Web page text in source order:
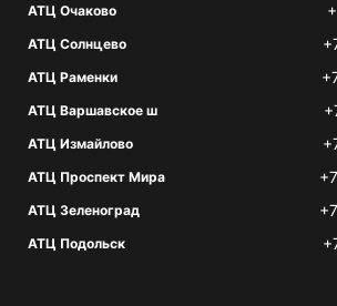
АТЦ Очаково
АТЦ Солнцево
АТЦ Раменки
АТЦ Варшавское ш
АТЦ Измайлово
АТЦ Проспект Мира
АТЦ Зеленоград
АТЦ Подольск